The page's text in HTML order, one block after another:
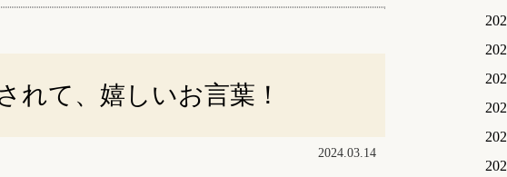
れて、嬉しいお言葉！
2024.03.14